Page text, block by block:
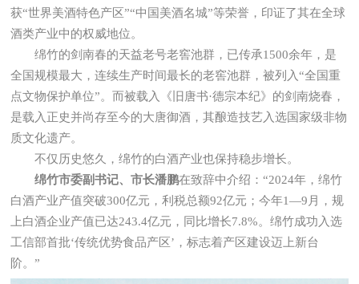
获“世界美酒特色产区”“中国美酒名城”等荣誉，印证了其在全球
酒类产业中的权威地位。
绵竹的剑南春的天益老号老窖池群，已传承1500余年，是
全国规模最大，连续生产时间最长的老窖池群，被列入“全国重
点文物保护单位”。而被载入《旧唐书·德宗本纪》的剑南烧春，
是载入正史并尚存至今的大唐御酒，其酿造技艺入选国家级非物
质文化遗产。
不仅历史悠久，绵竹的白酒产业也保持稳步增长。
绵竹市委副书记、市长潘鹏在致辞中介绍：“2024年，绵竹
白酒产业产值突破300亿元，利税总额92亿元；今年1—9月，规
上白酒企业产值已达243.4亿元，同比增长7.8%。绵竹成功入选
工信部首批‘传统优势食品产区’，标志着产区建设迈上新台
阶。”